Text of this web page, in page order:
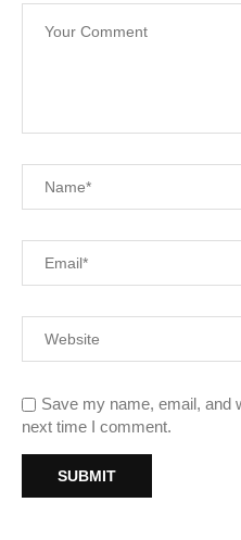
Save my name, email, and
next time I comment.